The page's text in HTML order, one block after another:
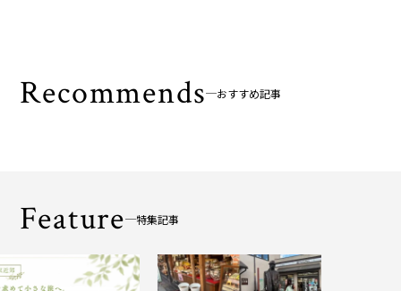
Recommends おすすめ記事
Feature 特集記事